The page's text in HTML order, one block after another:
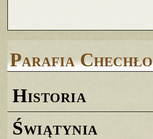
Parafia Chechło
Historia
Świątynia